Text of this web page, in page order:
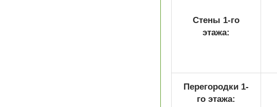
Стены 1-го
этажа:
Перегородки 1-
го этажа: